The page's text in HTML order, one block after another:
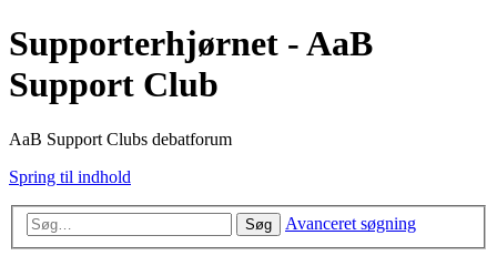
Supporterhjørnet - AaB
Support Club
AaB Support Clubs debatforum
Spring til indhold
Søg Avanceret søgning